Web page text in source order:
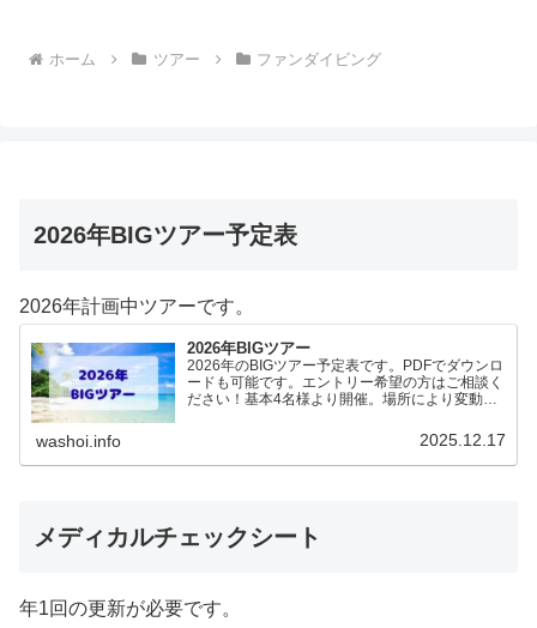
ホーム ツアー ファンダイビング
2026年BIGツアー予定表
2026年計画中ツアーです。
2026年BIGツアー
2026年のBIGツアー予定表です。PDFでダウンロ
ードも可能です。エントリー希望の方はご相談く
ださい！基本4名様より開催。場所により変動あ
（12.19更新）ダウンロードPDFでアップロード
washoi.info 2025.12.17
メディカルチェックシート
年1回の更新が必要です。